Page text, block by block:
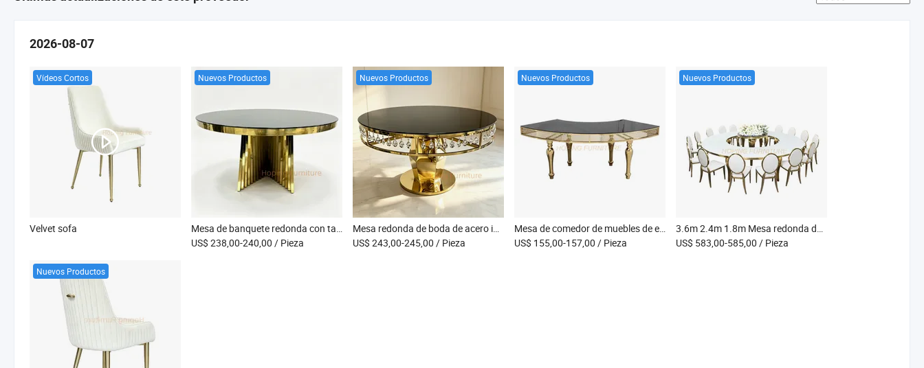
2026-08-07
Vídeos Cortos
Velvet sofa
Nuevos Productos
Mesa de banquete redonda con tapa de vidrio negro y base de acero inoxidable dorado con listones, mesa para eventos
US$ 238,00-240,00 / Pieza
Nuevos Productos
Mesa redonda de boda de acero inoxidable dorado con decoración de cristal y tapa de vidrio negro, mesa para eventos y banquetes
US$ 243,00-245,00 / Pieza
Nuevos Productos
Mesa de comedor de muebles de exterior chinos con patas de bola, tapa de melamina y vidrio, base de acero inoxidable, mesa de comedor plateada para restaurante
US$ 155,00-157,00 / Pieza
Nuevos Productos
3.6m 2.4m 1.8m Mesa redonda de mármol personalizada para bodas, restaurantes, hoteles y banquetes para 9 personas en eventos
US$ 583,00-585,00 / Pieza
Nuevos Productos